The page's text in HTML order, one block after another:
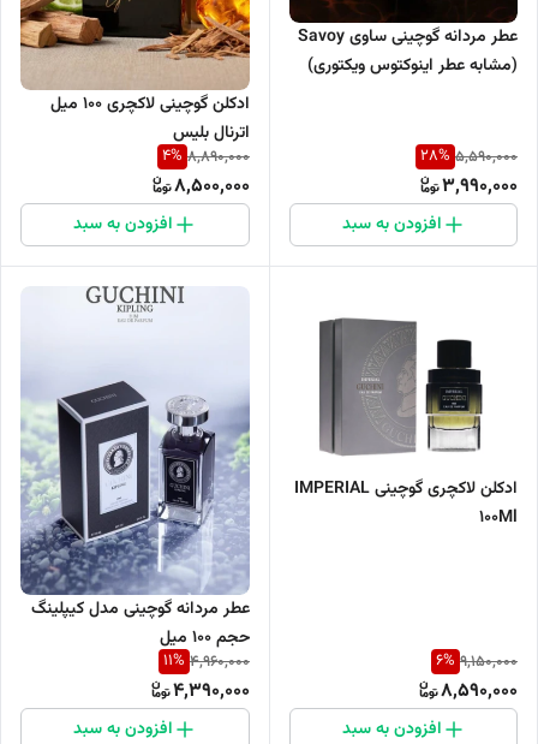
عطر مردانه گوچینی ساوی Savoy
(مشابه عطر اینوکتوس ویکتوری)
5,590,000
28%
3,990,000
افزودن به سبد
ادکلن گوچینی لاکچری ۱۰۰ میل
اترنال بلیس
8,890,000
4%
8,500,000
افزودن به سبد
ادکلن لاکچری گوچینی IMPERIAL
100Ml
9,150,000
6%
8,590,000
افزودن به سبد
عطر مردانه گوچینی مدل کیپلینگ
حجم 100 میل
4,960,000
11%
4,390,000
افزودن به سبد